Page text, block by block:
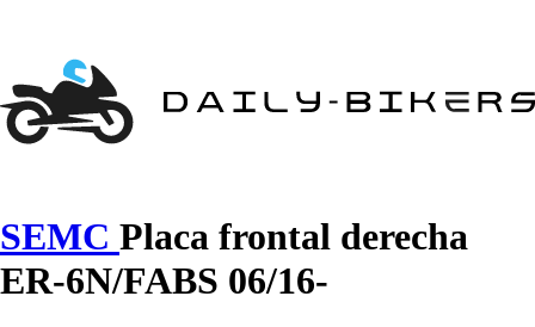
SEMC Placa frontal derecha
ER-6N/FABS 06/16-